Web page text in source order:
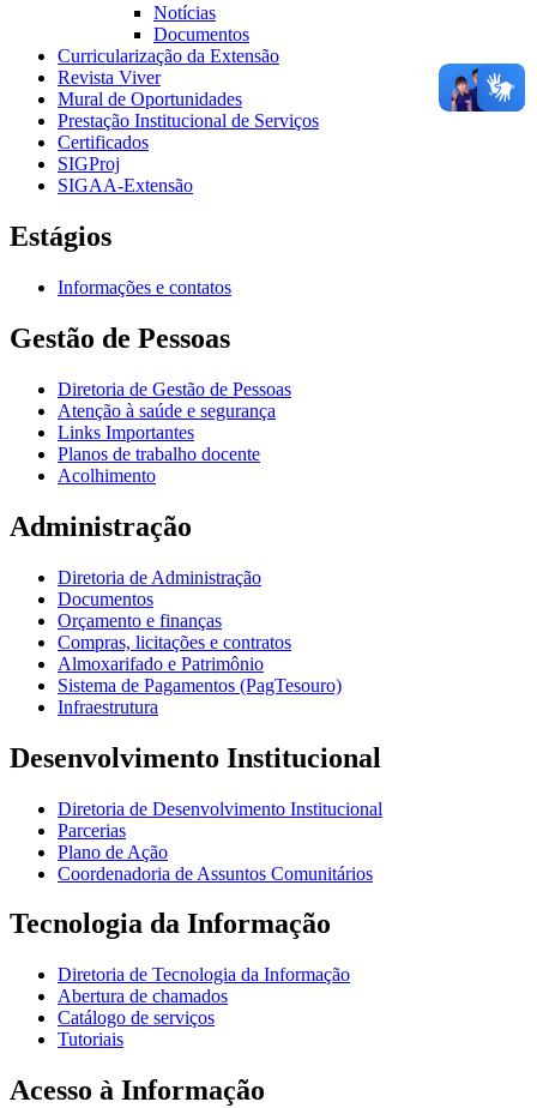
Notícias
Documentos
Curricularização da Extensão
Revista Viver
Mural de Oportunidades
Prestação Institucional de Serviços
Certificados
SIGProj
SIGAA-Extensão
Estágios
Informações e contatos
Gestão de Pessoas
Diretoria de Gestão de Pessoas
Atenção à saúde e segurança
Links Importantes
Planos de trabalho docente
Acolhimento
Administração
Diretoria de Administração
Documentos
Orçamento e finanças
Compras, licitações e contratos
Almoxarifado e Patrimônio
Sistema de Pagamentos (PagTesouro)
Infraestrutura
Desenvolvimento Institucional
Diretoria de Desenvolvimento Institucional
Parcerias
Plano de Ação
Coordenadoria de Assuntos Comunitários
Tecnologia da Informação
Diretoria de Tecnologia da Informação
Abertura de chamados
Catálogo de serviços
Tutoriais
Acesso à Informação